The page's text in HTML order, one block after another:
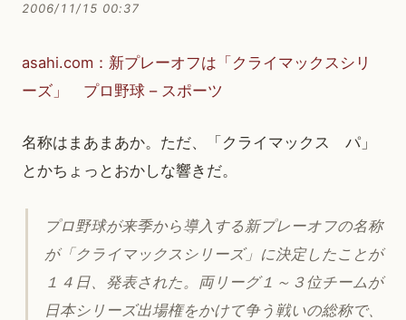
2006/11/15 00:37
asahi.com：新プレーオフは「クライマックスシリ
ーズ」 プロ野球 – スポーツ
名称はまあまあか。ただ、「クライマックス パ」
とかちょっとおかしな響きだ。
プロ野球が来季から導入する新プレーオフの名称
が「クライマックスシリーズ」に決定したことが
１４日、発表された。両リーグ１～３位チームが
日本シリーズ出場権をかけて争う戦いの総称で、